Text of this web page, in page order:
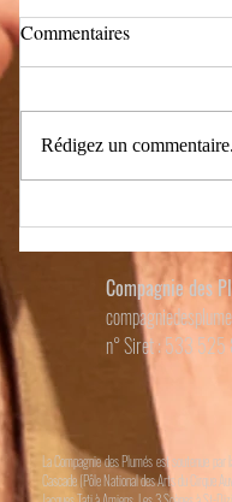
C'est reparti pour
Commentaires
Rédigez un
Compagnie des
n° Siret : 533
La Compagnie des Plumés est soutenue
Cascade (Pôle National des Arts du Cirque